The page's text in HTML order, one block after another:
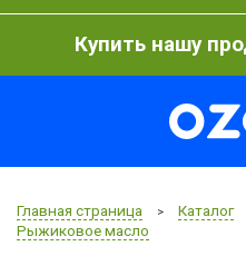
Купить нашу
Главная страница > Каталог
Рыжиковое масло